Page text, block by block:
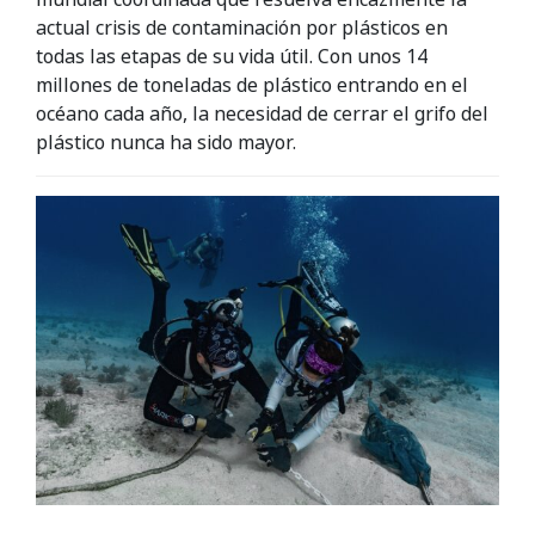
actual crisis de contaminación por plásticos en
todas las etapas de su vida útil. Con unos 14
millones de toneladas de plástico entrando en el
océano cada año, la necesidad de cerrar el grifo del
plástico nunca ha sido mayor.